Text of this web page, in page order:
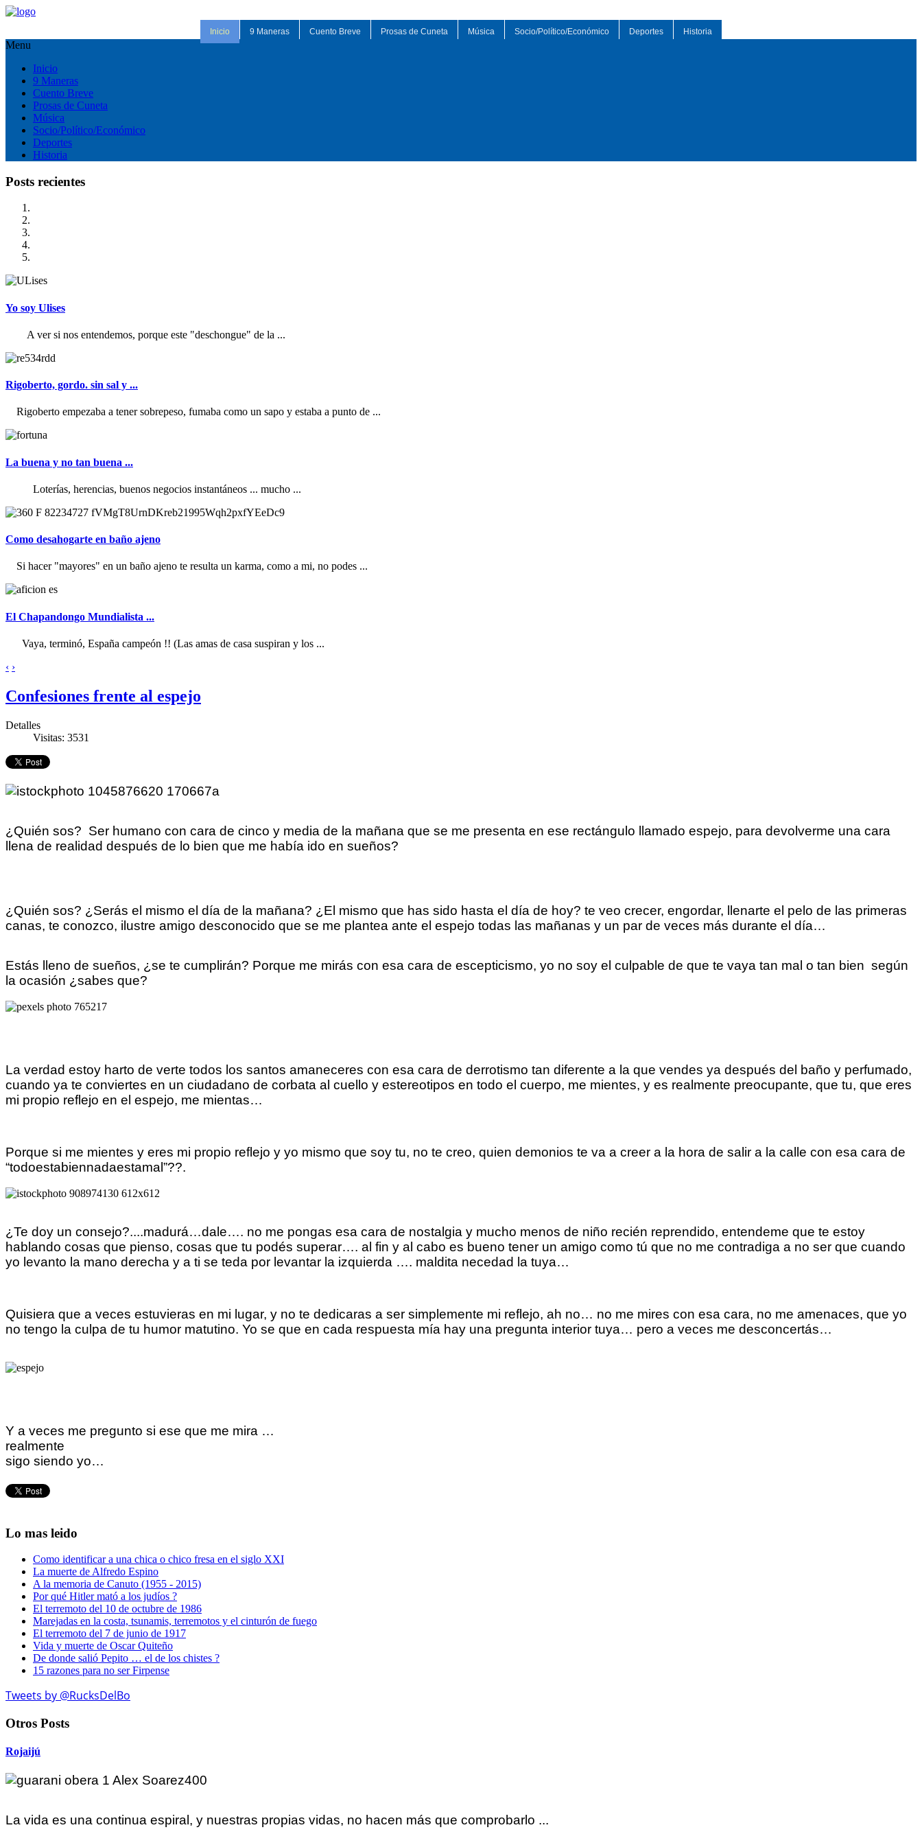
Inicio 9 Maneras Cuento Breve Prosas de Cuneta Música Socio/Político/Económico Deportes Historia
Menu
Inicio
9 Maneras
Cuento Breve
Prosas de Cuneta
Música
Socio/Político/Económico
Deportes
Historia
Posts recientes
Yo soy Ulises
A ver si nos entendemos, porque este "deschongue" de la ...
Rigoberto, gordo. sin sal y ...
Rigoberto empezaba a tener sobrepeso, fumaba como un sapo y estaba a punto de ...
La buena y no tan buena ...
Loterías, herencias, buenos negocios instantáneos ... mucho ...
Como desahogarte en baño ajeno
Si hacer "mayores" en un baño ajeno te resulta un karma, como a mi, no podes ...
El Chapandongo Mundialista ...
Vaya, terminó, España campeón !! (Las amas de casa suspiran y los ...
‹ ›
Confesiones frente al espejo
Detalles
Visitas: 3531
¿Quién sos? Ser humano con cara de cinco y media de la mañana que se me presenta en ese rectángulo llamado espejo, para devolverme una cara
llena de realidad después de lo bien que me había ido en sueños?
¿Quién sos? ¿Serás el mismo el día de la mañana? ¿El mismo que has sido hasta el día de hoy? te veo crecer, engordar, llenarte el pelo de las primeras
canas, te conozco, ilustre amigo desconocido que se me plantea ante el espejo todas las mañanas y un par de veces más durante el día…
Estás lleno de sueños, ¿se te cumplirán? Porque me mirás con esa cara de escepticismo, yo no soy el culpable de que te vaya tan mal o tan bien según
la ocasión ¿sabes que?
La verdad estoy harto de verte todos los santos amaneceres con esa cara de derrotismo tan diferente a la que vendes ya después del baño y perfumado,
cuando ya te conviertes en un ciudadano de corbata al cuello y estereotipos en todo el cuerpo, me mientes, y es realmente preocupante, que tu, que eres
mi propio reflejo en el espejo, me mientas…
Porque si me mientes y eres mi propio reflejo y yo mismo que soy tu, no te creo, quien demonios te va a creer a la hora de salir a la calle con esa cara de
“todoestabiennadaestamal”??.
¿Te doy un consejo?....madurá…dale…. no me pongas esa cara de nostalgia y mucho menos de niño recién reprendido, entendeme que te estoy
hablando cosas que pienso, cosas que tu podés superar…. al fin y al cabo es bueno tener un amigo como tú que no me contradiga a no ser que cuando
yo levanto la mano derecha y a ti se teda por levantar la izquierda …. maldita necedad la tuya…
Quisiera que a veces estuvieras en mi lugar, y no te dedicaras a ser simplemente mi reflejo, ah no… no me mires con esa cara, no me amenaces, que yo
no tengo la culpa de tu humor matutino. Yo se que en cada respuesta mía hay una pregunta interior tuya… pero a veces me desconcertás…
Y a veces me pregunto si ese que me mira …
realmente
sigo siendo yo…
Lo mas leido
Como identificar a una chica o chico fresa en el siglo XXI
La muerte de Alfredo Espino
A la memoria de Canuto (1955 - 2015)
Por qué Hitler mató a los judíos ?
El terremoto del 10 de octubre de 1986
Marejadas en la costa, tsunamis, terremotos y el cinturón de fuego
El terremoto del 7 de junio de 1917
Vida y muerte de Oscar Quiteño
De donde salió Pepito … el de los chistes ?
15 razones para no ser Firpense
Tweets by @RucksDelBo
Otros Posts
Rojaijú
La vida es una continua espiral, y nuestras propias vidas, no hacen más que comprobarlo ...